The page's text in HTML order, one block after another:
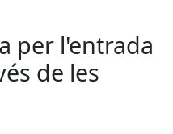
per l'entrada
de les